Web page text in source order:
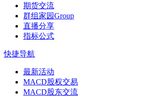
期货交流
群组家园Group
直播分享
指标公式
快捷导航
最新活动
MACD股权交易
MACD股东交流